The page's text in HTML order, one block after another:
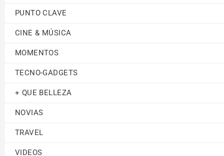
PUNTO CLAVE
CINE & MÚSICA
MOMENTOS
TECNO-GADGETS
+ QUE BELLEZA
NOVIAS
TRAVEL
VIDEOS